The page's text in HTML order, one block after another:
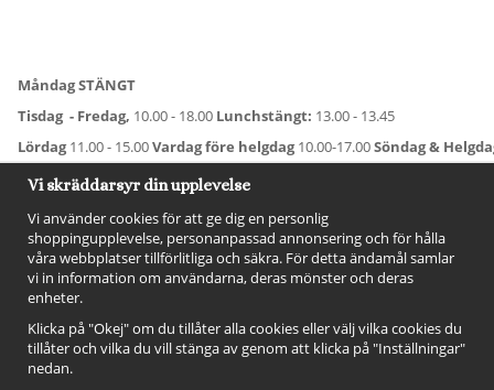
Måndag STÄNGT
Tisdag - Fredag, 10.00 - 18.00 Lunchstängt: 13.00 - 13.45
Lördag11.00 - 15.00Vardag före helgdag10.00-17.00Söndag &
För avvikande öppettider:Titta här
Vi skräddarsyr din upplevelse
Vi använder cookies för att ge dig en personlig
shoppingupplevelse, personanpassad annonsering och för hålla
våra webbplatser tillförlitliga och säkra. För detta ändamål samlar
vi in information om användarna, deras mönster och deras
enheter.
Klicka på "Okej" om du tillåter alla cookies eller välj vilka cookies du
tillåter och vilka du vill stänga av genom att klicka på "Inställningar"
nedan.